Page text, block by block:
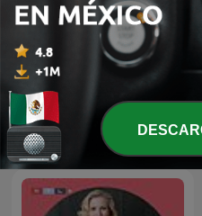
חיי מדף Shelf Life